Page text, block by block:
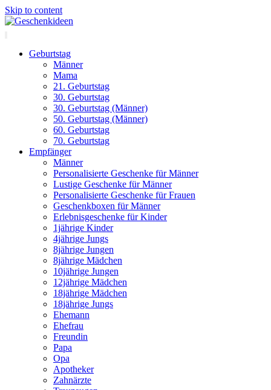
Skip to content
Geburtstag
Männer
Mama
21. Geburtstag
30. Geburtstag
30. Geburtstag (Männer)
50. Geburtstag (Männer)
60. Geburtstag
70. Geburtstag
Empfänger
Männer
Personalisierte Geschenke für Männer
Lustige Geschenke für Männer
Personalisierte Geschenke für Frauen
Geschenkboxen für Männer
Erlebnisgeschenke für Kinder
1jährige Kinder
4jährige Jungs
8jährige Jungen
8jährige Mädchen
10jährige Jungen
12jährige Mädchen
18jährige Mädchen
18jährige Jungs
Ehemann
Ehefrau
Freundin
Papa
Opa
Apotheker
Zahnärzte